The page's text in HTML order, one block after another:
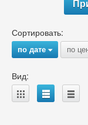
Сортировать:
по дате{ по
Вид:
A B C